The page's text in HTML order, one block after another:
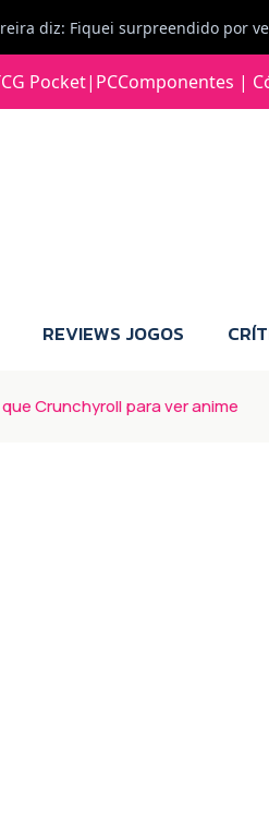
Estou seriamente com vontade para
Pocket| PCComponentes |
REVIEWS JOGOS
Crunchyroll para ver anime